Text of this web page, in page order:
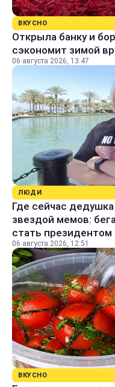
ВКУСНО
Открыла банку и
сэкономит зимой
06 августа 2026, 13:47
ЛЮДИ
Где сейчас
звездой мемов:
стать президентом
06 августа 2026, 12:51
ВКУСНО